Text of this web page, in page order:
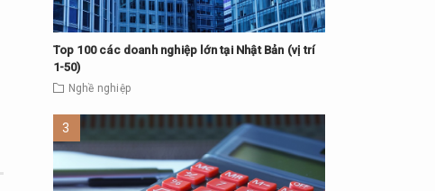
Top 100 các doanh nghiệp lớn tại Nhật Bản (vị trí
1-50)
Nghề nghiệp